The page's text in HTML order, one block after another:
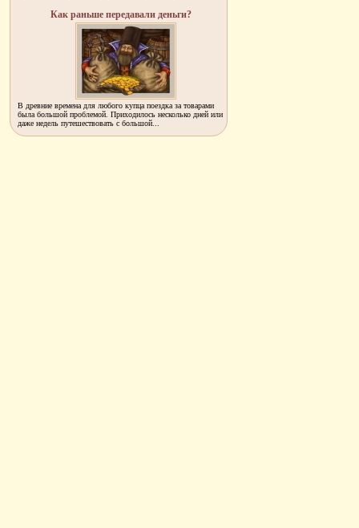
Как раньше передавали деньги?
В древние времена для любого купца поездка за товарами
была большой проблемой. Приходилось несколько дней или
даже недель путешествовать с большой...